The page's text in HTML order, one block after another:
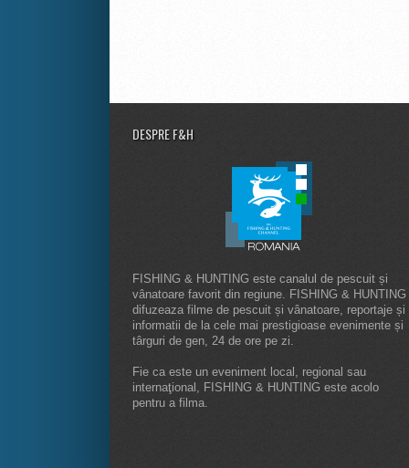
DESPRE F&H
FISHING & HUNTING este canalul de pescuit și
vânatoare favorit din regiune. FISHING & HUNTING
difuzeaza filme de pescuit și vânatoare, reportaje și
informatii de la cele mai prestigioase evenimente și
târguri de gen, 24 de ore pe zi.
Fie ca este un eveniment local, regional sau
internaţional, FISHING & HUNTING este acolo
pentru a filma.